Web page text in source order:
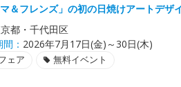
マ＆フレンズ」の初の日焼けアートデザ
都・千代田区
： 2026年7月17日(金)～30日(木)
ェア 無料イベント